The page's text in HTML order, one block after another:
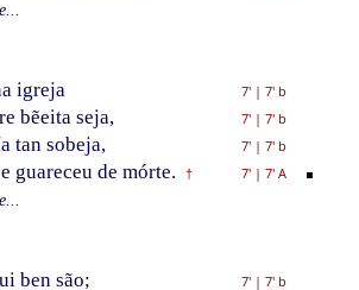
igreja 7'| 7' b
bẽeita seja, 7'| 7' b
tan sobeja, 7'| 7' b
guareceu de mórte. † 7'| 7' A
ben são; 7'| 7' b